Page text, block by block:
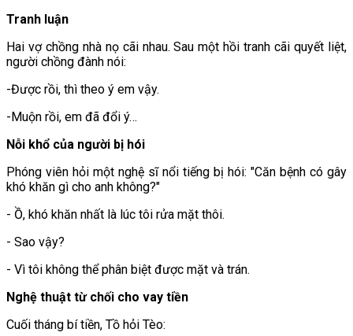
Tranh luận
Hai vợ chồng nhà nọ cãi nhau. Sau một hồi tranh cãi quyết liệt,
người chồng đành nói:
-Được rồi, thì theo ý em vậy.
-Muộn rồi, em đã đổi ý…
Nỗi khổ của người bị hói
Phóng viên hỏi một nghệ sĩ nổi tiếng bị hói: "Căn bệnh có gây
khó khăn gì cho anh không?"
- Ồ, khó khăn nhất là lúc tôi rửa mặt thôi.
- Sao vậy?
- Vì tôi không thể phân biệt được mặt và trán.
Nghệ thuật từ chối cho vay tiền
Cuối tháng bí tiền, Tồ hỏi Tèo: